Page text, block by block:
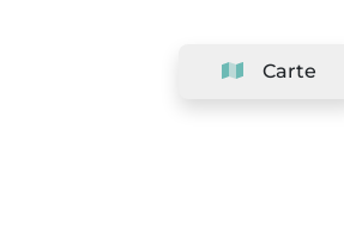
Carte